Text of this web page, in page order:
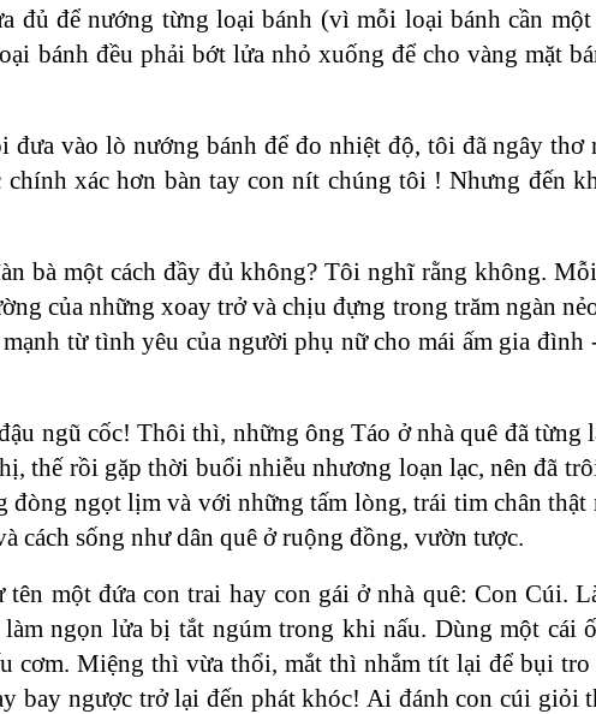
đủ để nướng từng loại bánh (vì mỗi loại bánh cần
bánh đều phải bớt lửa nhỏ xuống để cho vàng mặt
vào lò nướng bánh để đo nhiệt độ, tôi đã ngây
xác hơn bàn tay con nít chúng tôi ! Nhưng đến
bà một cách đầy đủ không? Tôi nghĩ rằng không.
của những xoay trở và chịu đựng trong trăm ngàn
từ tình yêu của người phụ nữ cho mái ấm gia
ngũ cốc! Thôi thì, những ông Táo ở nhà quê đã từng
thế rồi gặp thời buổi nhiễu nhương loạn lạc, nên đã
đòng ngọt lịm và với những tấm lòng, trái tim chân thật
cách sống như dân quê ở ruộng đồng, vườn tược.
một đứa con trai hay con gái ở nhà quê: Con Cúi.
ngọn lửa bị tắt ngúm trong khi nấu. Dùng một cái
cơm. Miệng thì vừa thổi, mắt thì nhắm tít lại để bụi tro
ngược trở lại đến phát khóc! Ai đánh con cúi giỏi